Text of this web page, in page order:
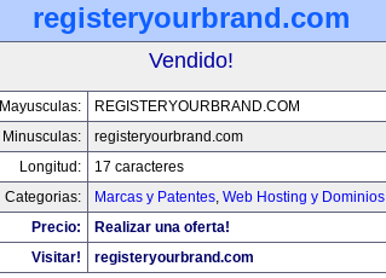
registeryourbrand.com
Vendido!
Mayusculas:
REGISTERYOURBRAND.COM
Minusculas:
registeryourbrand.com
Longitud:
17 caracteres
Categorias:
Marcas y Patentes, Web Hosting y Dominios
Precio:
Realizar una oferta!
Visitar!
registeryourbrand.com